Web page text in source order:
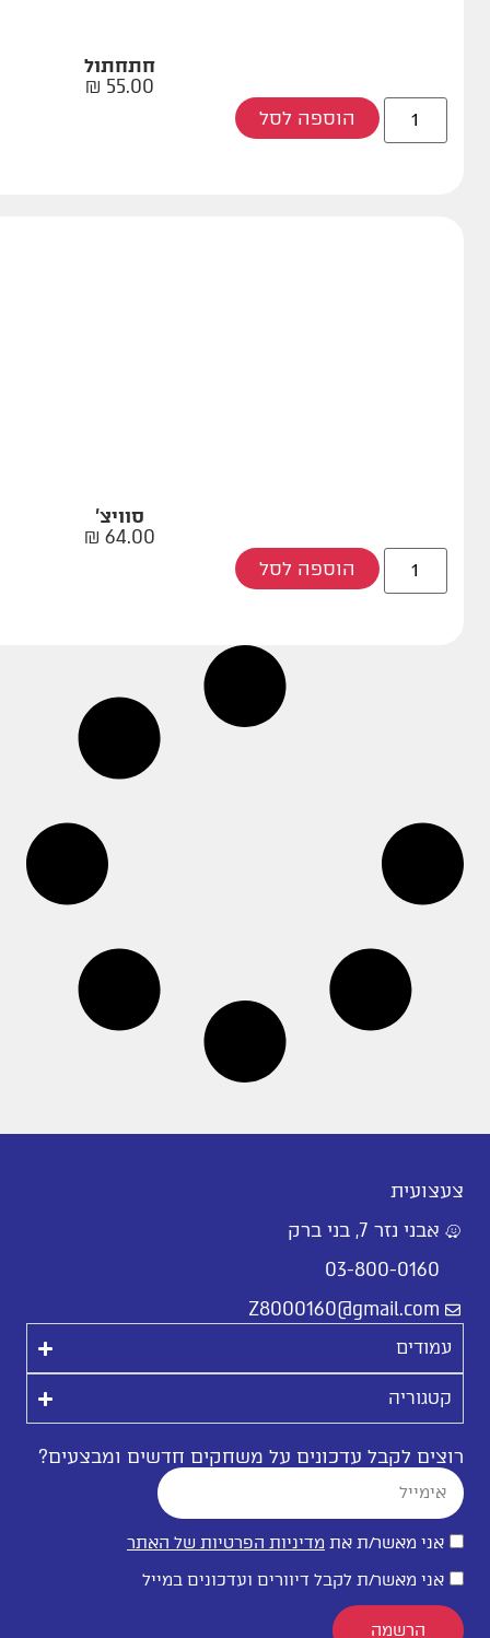
חתחתול
55.00
₪
הוספה לסל
סוויצ'
64.00
₪
הוספה לסל
צעצועית
אבני נזר 7, בני ברק
03-800-0160
Z8000160@gmail.com
עמודים
קטגוריה
רוצים לקבל עדכונים על משחקים חדשים ומבצעים?
אני מאשר/ת את מדיניות הפרטיות של האתר
אני מאשר/ת לקבל דיוורים ועדכונים במייל
הרשמה